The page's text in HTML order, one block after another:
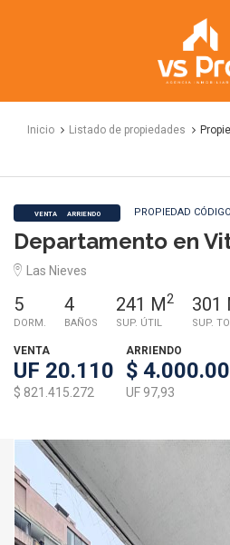
Propiedades
Inicio Listado de propiedades
VENTA ARRIENDO PROPIEDAD
Departamento en
Las Nieves
5
DORM.
4
BAÑOS
241 M2
SUP. ÚTIL
301
SUP.
VENTA
UF 20.110
$ 821.415.272
ARRIENDO
$
UF 97,93